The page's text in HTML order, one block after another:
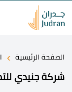
الصفحة الرئيسية ›
شركة جنيدي